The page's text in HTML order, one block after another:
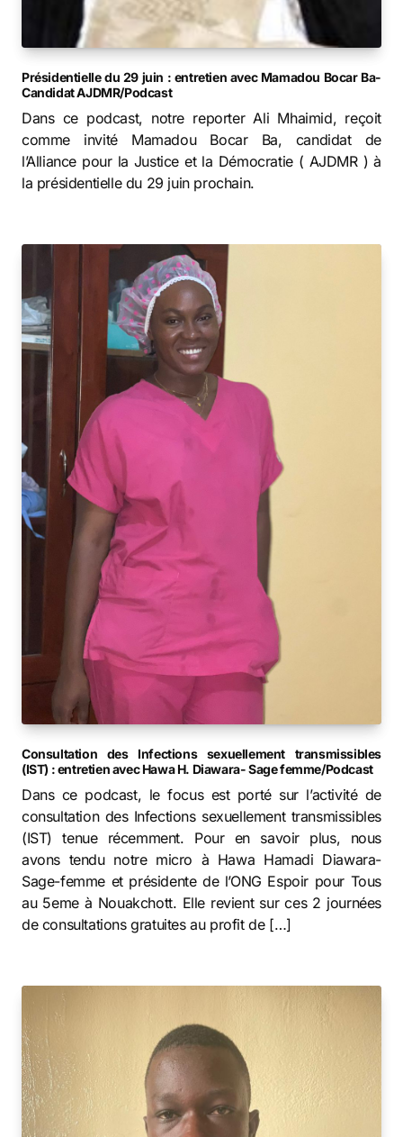
Présidentielle du 29 juin : entretien avec Mamadou Bocar Ba-
Candidat AJDMR/Podcast
Dans ce podcast, notre reporter Ali Mhaimid, reçoit
comme invité Mamadou Bocar Ba, candidat de
l’Alliance pour la Justice et la Démocratie ( AJDMR ) à
la présidentielle du 29 juin prochain.
Consultation des Infections sexuellement transmissibles
(IST) : entretien avec Hawa H. Diawara- Sage femme/Podcast
Dans ce podcast, le focus est porté sur l’activité de
consultation des Infections sexuellement transmissibles
(IST) tenue récemment. Pour en savoir plus, nous
avons tendu notre micro à Hawa Hamadi Diawara-
Sage-femme et présidente de l’ONG Espoir pour Tous
au 5eme à Nouakchott. Elle revient sur ces 2 journées
de consultations gratuites au profit de […]